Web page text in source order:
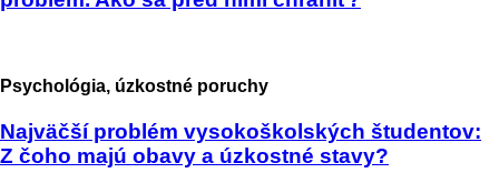
Psychológia, úzkostné poruchy
Najväčší problém vysokoškolských študentov:
Z čoho majú obavy a úzkostné stavy?